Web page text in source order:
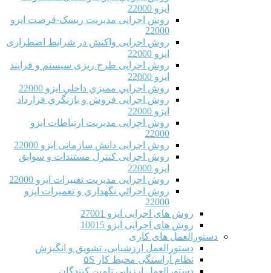
ایزو 22000
روش اجرایی مدیریت ریسک-فرصت ایزو
22000
روش اجرایی واکنش در شرایط اضطراری
ایزو 22000
روش اجرایی طرح ریزی سیستم و فرایند
ایزو 22000
روش اجرايي مميزي داخلي ایزو 22000
روش اجرایی فروش و بازنگري قرارداد
ایزو 22000
روش اجرایی مدیریت ارتباطات ایزو
22000
روش اجرایی دانش سازمانی ایزو 22000
روش اجرایی کنترل مستندات و سوابق
ایزو 22000
روش اجرایی مدیریت تغییرات ایزو 22000
روش اجرائي نگهداري و تعميرات ایزو
22000
روش های اجرایی ایزو 27001
روش های اجرایی ایزو 10015
دستورالعمل های کاری
دستورالعمل ارزشیابی، تشویق و انگیزش
نظام آراستگی محیط کار ۵S
دستورالعمل ارزیابی تامین کنندگان